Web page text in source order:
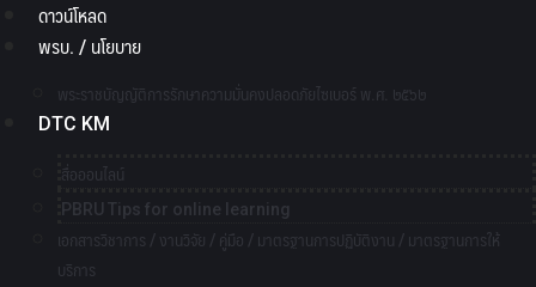
ดาวน์โหลด
พรบ. / นโยบาย
พระราชบัญญัติการรักษาความมั่นคงปลอดภัยไซเบอร์ พ.ศ. ๒๕๖๒
DTC KM
สื่อออนไลน์
PBRU Tips for online learning
เอกสารวิชาการ / งานวิจัย / คู่มือ / มาตรฐานการปฏิบัติงาน / มาตรฐานการให้
บริการ